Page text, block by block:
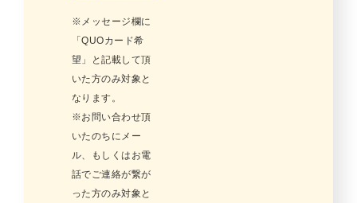
※メッセージ欄に
「QUOカード希
望」と記載して頂
いた方のみ対象と
なります。
※お問い合わせ頂
いたのちにメー
ル、もしくはお電
話でご連絡が繋が
った方のみ対象と